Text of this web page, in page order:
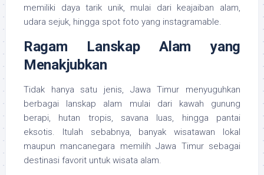
memiliki daya tarik unik, mulai dari keajaiban alam,
udara sejuk, hingga spot foto yang instagramable.
Ragam Lanskap Alam yang
Menakjubkan
Tidak hanya satu jenis, Jawa Timur menyuguhkan
berbagai lanskap alam mulai dari kawah gunung
berapi, hutan tropis, savana luas, hingga pantai
eksotis. Itulah sebabnya, banyak wisatawan lokal
maupun mancanegara memilih Jawa Timur sebagai
destinasi favorit untuk wisata alam.